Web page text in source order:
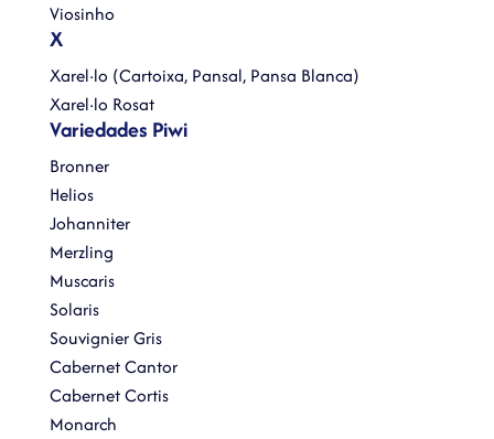
Viosinho
X
Xarel·lo (Cartoixa, Pansal, Pansa Blanca)
Xarel·lo Rosat
Variedades Piwi
Bronner
Helios
Johanniter
Merzling
Muscaris
Solaris
Souvignier Gris
Cabernet Cantor
Cabernet Cortis
Monarch